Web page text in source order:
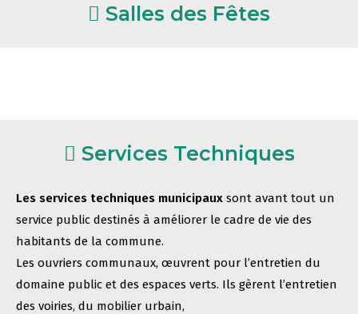
Salles des Fêtes
Services Techniques
Les services techniques municipaux sont avant tout un
service public destinés à améliorer le cadre de vie des
habitants de la commune.
Les ouvriers communaux, œuvrent pour l’entretien du
domaine public et des espaces verts. Ils gèrent l’entretien
des voiries, du mobilier urbain,